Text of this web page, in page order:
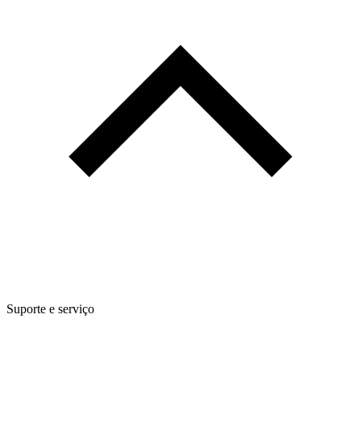
Suporte e serviço